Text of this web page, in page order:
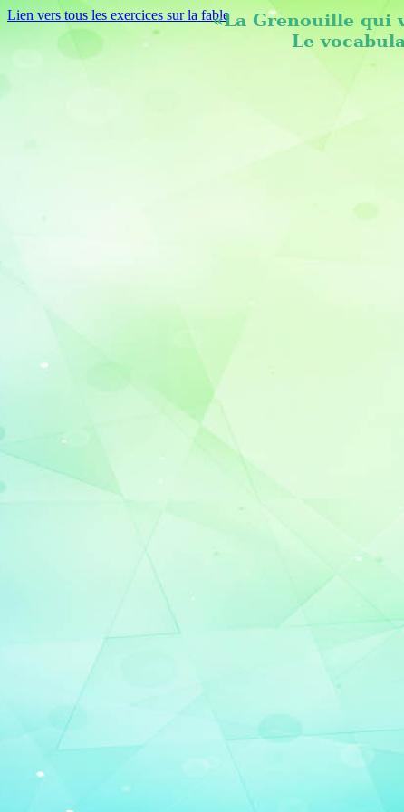
Lien vers tous les exercices sur la fable«La Grenouille qui
Le